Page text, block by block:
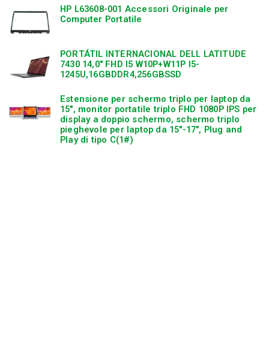
HP L63608-001 Accessori Originale per
Computer Portatile
PORTÁTIL INTERNACIONAL DELL LATITUDE
7430 14,0″ FHD I5 W10P+W11P I5-
1245U,16GBDDR4,256GBSSD
Estensione per schermo triplo per laptop da
15″, monitor portatile triplo FHD 1080P IPS per
display a doppio schermo, schermo triplo
pieghevole per laptop da 15″-17″, Plug and
Play di tipo C(1#)